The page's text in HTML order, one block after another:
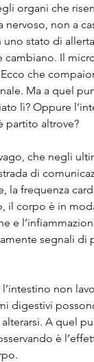
organi che
non a
stato di
cambiano. Il
che
Ma a quel
lì? Oppure
partito altrove?
che negli
di
la frequenza
il corpo è in
e
segnali
l’intestino non
digestivi
A quel
è